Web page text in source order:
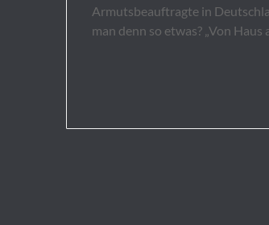
Armutsbeauftragte in
man denn so etwas? „Von